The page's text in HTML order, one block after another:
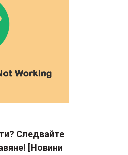
Следвайте
[Новини